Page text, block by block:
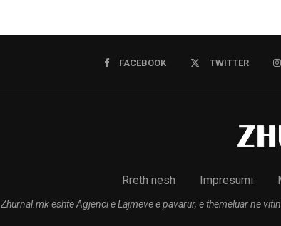
FACEBOOK TWITTER
Rreth nesh Impresumi
Zhurnal.mk është Agjenci e Lajmeve e pavarur, e themeluar në